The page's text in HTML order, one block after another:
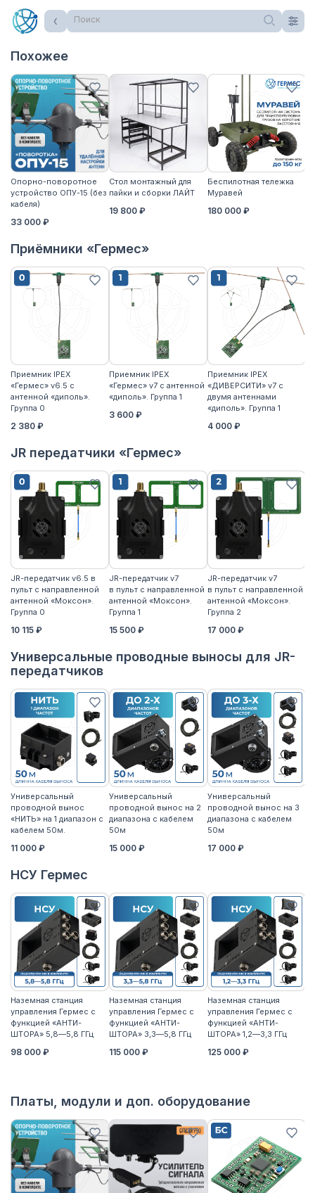
Поиск
Похожее
Опорно-поворотное
устройство ОПУ-15 (без
кабеля)
33 000 ₽
Стол монтажный для
пайки и сборки ЛАЙТ
19 800 ₽
Беспилотная тележка
Муравей
180 000 ₽
Приёмники «Гермес»
Приемник IPEX
«Гермес» v6.5 с
антенной «диполь».
Группа 0
2 380 ₽
Приемник IPEX
«Гермес» v7 с антенной
«диполь». Группа 1
3 600 ₽
Приемник IPEX
«ДИВЕРСИТИ» v7 с
двумя антеннами
«диполь». Группа 1
4 000 ₽
JR передатчики «Гермес»
JR-передатчик v6.5 в
пульт с направленной
антенной «Моксон».
Группа 0
10 115 ₽
JR-передатчик v7
в пульт с направленной
антенной «Моксон».
Группа 1
15 500 ₽
JR-передатчик v7
в пульт с направленной
антенной «Моксон».
Группа 2
17 000 ₽
Универсальные проводные выносы для JR-
передатчиков
Универсальный
проводной вынос
«НИТЬ» на 1 диапазон с
кабелем 50м.
11 000 ₽
Универсальный
проводной вынос на 2
диапазона с кабелем
50м
15 000 ₽
Универсальный
проводной вынос на 3
диапазона с кабелем
50м
17 000 ₽
НСУ Гермес
Наземная станция
управления Гермес с
функцией «АНТИ-
ШТОРА» 5,8—5,8 ГГц
98 000 ₽
Наземная станция
управления Гермес с
функцией «АНТИ-
ШТОРА» 3,3—5,8 ГГц
115 000 ₽
Наземная станция
управления Гермес с
функцией «АНТИ-
ШТОРА» 1,2—3,3 ГГц
125 000 ₽
Платы, модули и доп. оборудование